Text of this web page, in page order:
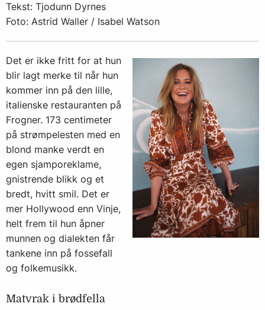
Tekst: Tjodunn Dyrnes
Foto: Astrid Waller / Isabel Watson
Det er ikke fritt for at hun
blir lagt merke til når hun
kommer inn på den lille,
italienske restauranten på
Frogner. 173 centimeter
på strømpelesten med en
blond manke verdt en
egen sjamporeklame,
gnistrende blikk og et
bredt, hvitt smil. Det er
mer Hollywood enn Vinje,
helt frem til hun åpner
munnen og dialekten får
tankene inn på fossefall
og folkemusikk.
Matvrak i brødfella